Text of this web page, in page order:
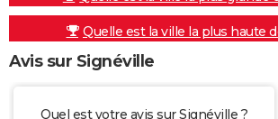
Quelle est la ville la plus haute
Avis sur Signéville
Quel est votre avis sur Signéville ?